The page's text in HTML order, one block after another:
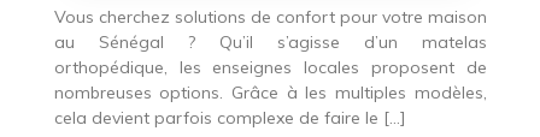
Vous cherchez solutions de confort pour votre maison
au Sénégal ? Qu’il s’agisse d’un matelas
orthopédique, les enseignes locales proposent de
nombreuses options. Grâce à les multiples modèles,
cela devient parfois complexe de faire le […]